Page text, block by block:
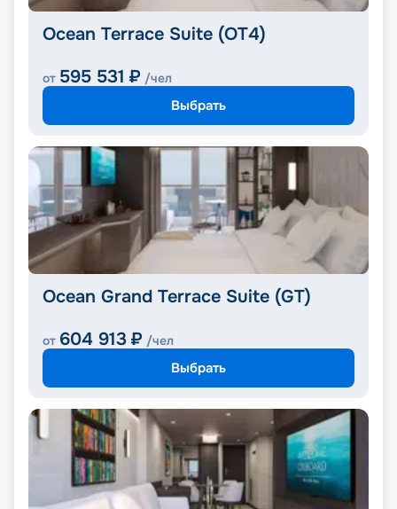
Ocean Terrace Suite (OT4)
от 595 531 ₽ /чел
Выбрать
Ocean Grand Terrace Suite (GT)
от 604 913 ₽ /чел
Выбрать